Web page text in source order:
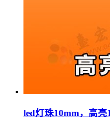
led灯珠10mm，高亮